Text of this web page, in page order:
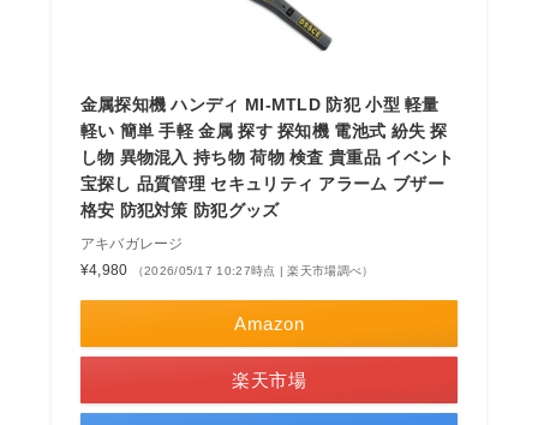
金属探知機 ハンディ MI-MTLD 防犯 小型 軽量
軽い 簡単 手軽 金属 探す 探知機 電池式 紛失 探
し物 異物混入 持ち物 荷物 検査 貴重品 イベント
宝探し 品質管理 セキュリティ アラーム ブザー
格安 防犯対策 防犯グッズ
アキバガレージ
¥4,980
（2026/05/17 10:27時点 | 楽天市場調べ）
Amazon
楽天市場